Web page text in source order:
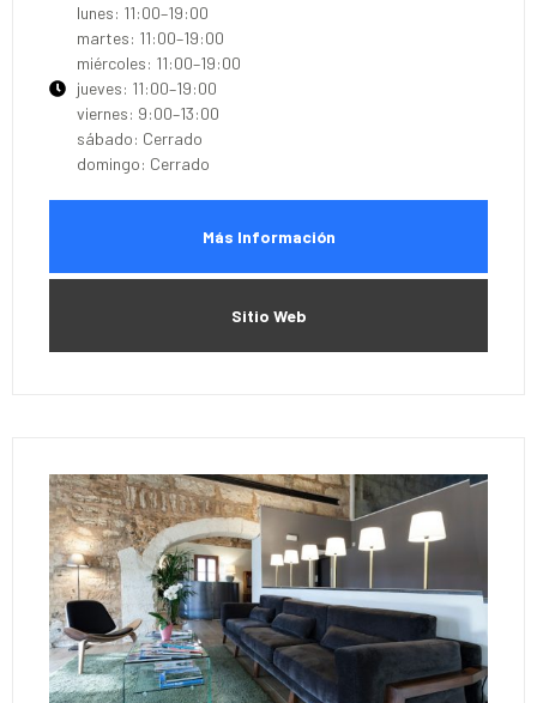
lunes: 11:00–19:00
martes: 11:00–19:00
miércoles: 11:00–19:00
jueves: 11:00–19:00
viernes: 9:00–13:00
sábado: Cerrado
domingo: Cerrado
Más Información
Sitio Web